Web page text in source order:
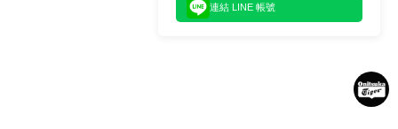
連結 LINE 帳號